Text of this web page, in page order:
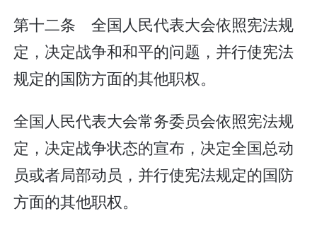
第十二条 全国人民代表大会依照宪法规
定，决定战争和和平的问题，并行使宪法
规定的国防方面的其他职权。
全国人民代表大会常务委员会依照宪法规
定，决定战争状态的宣布，决定全国总动
员或者局部动员，并行使宪法规定的国防
方面的其他职权。